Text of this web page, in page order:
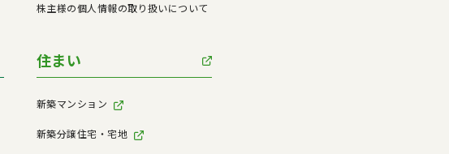
株主様の個人情報の取り扱いについて
住まい
新築マンション
新築分譲住宅・宅地